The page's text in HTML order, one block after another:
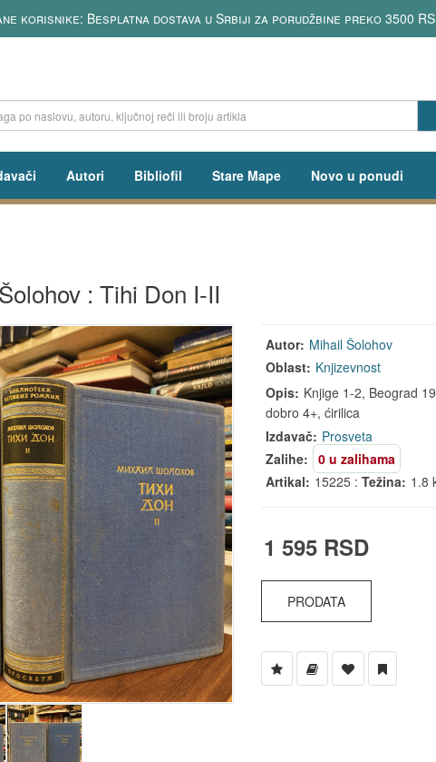
korisnike: Besplatna dostava u Srbiji za porudžbine preko 3500
Autori Bibliofil Stare Mape Novo u ponudi
: Tihi Don I-II
Autor: Mihail Šolohov
Oblast: Knjizevnost
Opis: Knjige 1-2, Beograd
dobro 4+, ćirilica
Izdavač: Prosveta
Zalihe:
0 u zalihama
Artikal: 15225 :Težina: 1.8
1 595 RSD
PRODATA